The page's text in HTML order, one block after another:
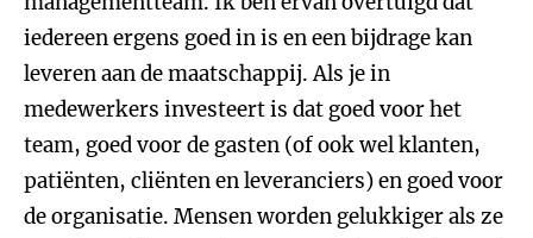
iedereen ergens goed in is en een bijdrage kan
leveren aan de maatschappij. Als je in
medewerkers investeert is dat goed voor het
team, goed voor de gasten (of ook wel klanten,
patiënten, cliënten en leveranciers) en goed voor
de organisatie. Mensen worden gelukkiger als ze